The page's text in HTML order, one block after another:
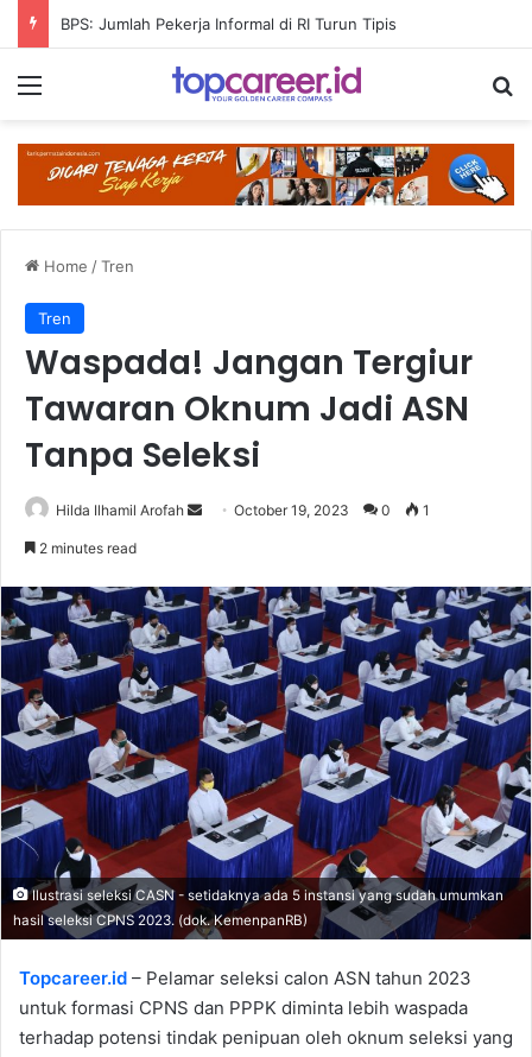
BPS: Jumlah Pekerja Informal di RI Turun Tipis
Menu
Home /Tren
Tren
Waspada! Jangan Tergiur
Tawaran Oknum Jadi ASN
Tanpa Seleksi
Hilda Ilhamil Arofah
SendOctober 19, 2023 0 1
2 minutes read
Ilustrasi seleksi CASN - setidaknya ada 5 instansi yang sudah umumkan
hasil seleksi CPNS 2023. (dok. KemenpanRB)
Topcareer.id – Pelamar seleksi calon ASN tahun 2023
untuk formasi CPNS dan PPPK diminta lebih waspada
terhadap potensi tindak penipuan oleh oknum seleksi yang